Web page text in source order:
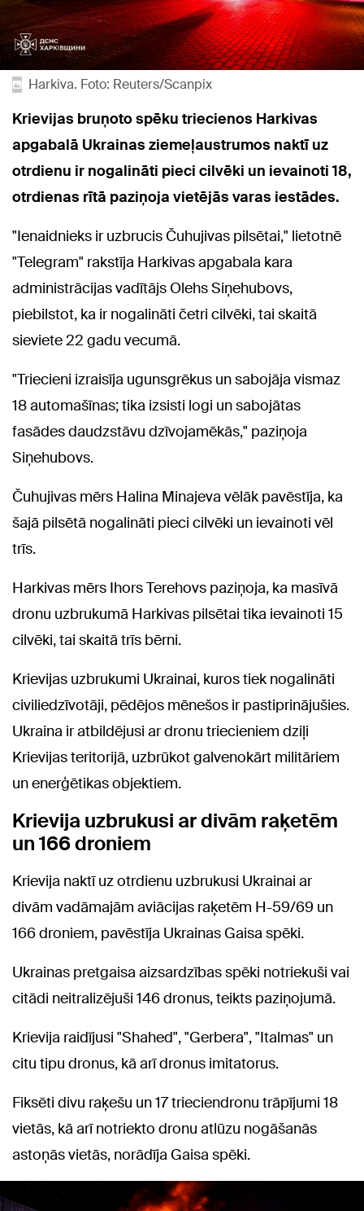
Harkiva. Foto: Reuters/Scanpix
Krievijas bruņoto spēku triecienos Harkivas
apgabalā Ukrainas ziemeļaustrumos naktī uz
otrdienu ir nogalināti pieci cilvēki un ievainoti 18,
otrdienas rītā paziņoja vietējās varas iestādes.
"Ienaidnieks ir uzbrucis Čuhujivas pilsētai," lietotnē
"Telegram" rakstīja Harkivas apgabala kara
administrācijas vadītājs Olehs Siņehubovs,
piebilstot, ka ir nogalināti četri cilvēki, tai skaitā
sieviete 22 gadu vecumā.
"Triecieni izraisīja ugunsgrēkus un sabojāja vismaz
18 automašīnas; tika izsisti logi un sabojātas
fasādes daudzstāvu dzīvojamēkās," paziņoja
Siņehubovs.
Čuhujivas mērs Halina Minajeva vēlāk pavēstīja, ka
šajā pilsētā nogalināti pieci cilvēki un ievainoti vēl
trīs.
Harkivas mērs Ihors Terehovs paziņoja, ka masīvā
dronu uzbrukumā Harkivas pilsētai tika ievainoti 15
cilvēki, tai skaitā trīs bērni.
Krievijas uzbrukumi Ukrainai, kuros tiek nogalināti
civiliedzīvotāji, pēdējos mēnešos ir pastiprinājušies.
Ukraina ir atbildējusi ar dronu triecieniem dziļi
Krievijas teritorijā, uzbrūkot galvenokārt militāriem
un enerģētikas objektiem.
Krievija uzbrukusi ar divām raķetēm
un 166 droniem
Krievija naktī uz otrdienu uzbrukusi Ukrainai ar
divām vadāmajām aviācijas raķetēm H-59/69 un
166 droniem, pavēstīja Ukrainas Gaisa spēki.
Ukrainas pretgaisa aizsardzības spēki notriekuši vai
citādi neitralizējuši 146 dronus, teikts paziņojumā.
Krievija raidījusi "Shahed", "Gerbera", "Italmas" un
citu tipu dronus, kā arī dronus imitatorus.
Fiksēti divu raķešu un 17 trieciendronu trāpījumi 18
vietās, kā arī notriekto dronu atlūzu nogāšanās
astoņās vietās, norādīja Gaisa spēki.